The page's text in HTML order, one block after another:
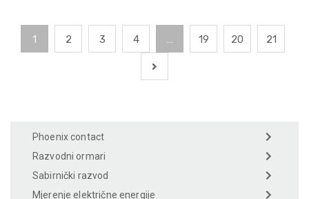
1 2 3 4 … 19 20 21
Phoenix contact
Razvodni ormari
Sabirnički razvod
Mjerenje električne energije